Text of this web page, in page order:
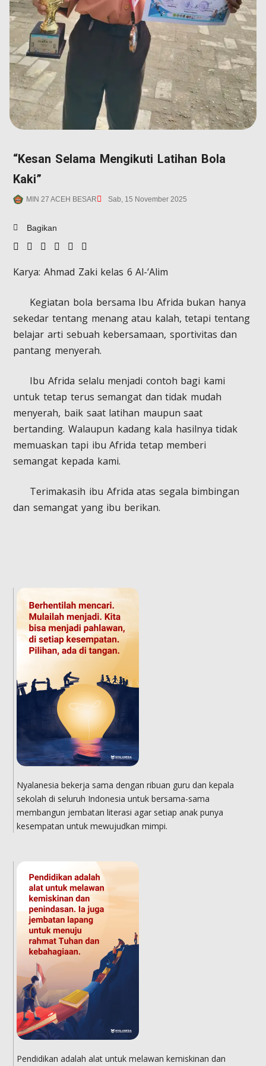
“Kesan Selama Mengikuti Latihan Bola
Kaki”
MIN 27 ACEH BESAR Sab, 15 November 2025
Bagikan
Karya: Ahmad Zaki kelas 6 Al-‘Alim
Kegiatan bola bersama Ibu Afrida bukan hanya
sekedar tentang menang atau kalah, tetapi tentang
belajar arti sebuah kebersamaan, sportivitas dan
pantang menyerah.
Ibu Afrida selalu menjadi contoh bagi kami
untuk tetap terus semangat dan tidak mudah
menyerah, baik saat latihan maupun saat
bertanding. Walaupun kadang kala hasilnya tidak
memuaskan tapi ibu Afrida tetap memberi
semangat kepada kami.
Terimakasih ibu Afrida atas segala bimbingan
dan semangat yang ibu berikan.
Nyalanesia bekerja sama dengan ribuan guru dan kepala
sekolah di seluruh Indonesia untuk bersama-sama
membangun jembatan literasi agar setiap anak punya
kesempatan untuk mewujudkan mimpi.
Pendidikan adalah alat untuk melawan kemiskinan dan